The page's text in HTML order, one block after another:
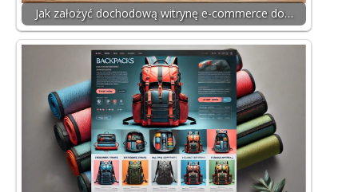
Jak założyć dochodową witrynę e-commerce do…